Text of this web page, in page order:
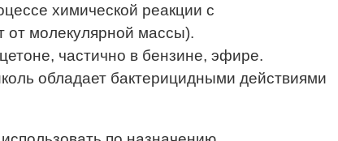
химической реакции с
от молекулярной массы).
частично в бензине, эфире.
обладает бактерицидными действиями